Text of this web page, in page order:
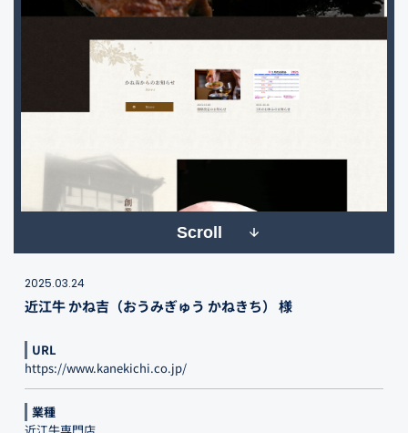
Scroll
2025.03.24
近江牛 かね吉（おうみぎゅう かねきち） 様
URL
https://www.kanekichi.co.jp/
業種